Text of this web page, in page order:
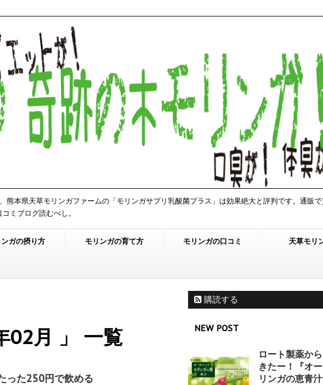
本県天草モリンガファームの「モリンガサプリ乳酸菌プラス」は効果絶大と評判です。通販で
ミブログ読むべし。
ンガの摂り方 モリンガの育て方 モリンガの口コミ 天草モリ
02月 」 一覧
った250円で飲める
購読する
NEW POST
ロート製薬か
きたー！『オ
リンガの恵青